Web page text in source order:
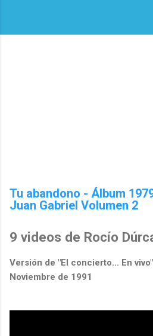
Tu abandono - Álbum
Juan Gabriel Volumen 2
9 videos de Rocío
Versión de "El concierto... En
Noviembre de 1991